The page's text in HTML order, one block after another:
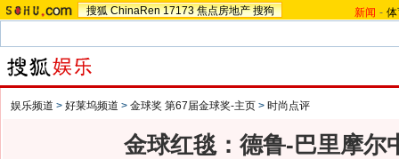
搜狐 ChinaRen 17173 焦点房地产 搜狗 新闻 -
娱乐频道 > 好莱坞频道 > 金球奖 第67届金球奖-主页 > 时尚点评
金球红毯：德鲁-巴里摩尔